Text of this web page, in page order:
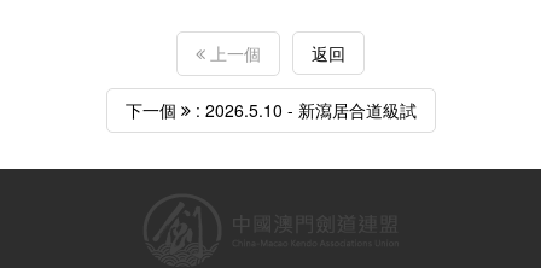
上一個 返回
下一個 : 2026.5.10 - 新瀉居合道級試